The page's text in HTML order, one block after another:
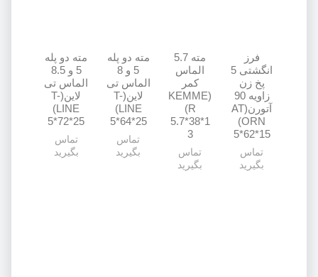
فرز
انگشتی 5
پخ زن
زاویه 90
آتورن(AT
ORN)
5*62*15
تماس
بگیرید
مته 5.7
الماس
کمر
(KEMME
R)
5.7*38*1
3
تماس
بگیرید
مته دو پله
5 و 8
الماس تی
لاین(T-
LINE)
5*64*25
تماس
بگیرید
مته دو پله
5 و 8.5
الماس تی
لاین(T-
LINE)
5*72*25
تماس
بگیرید